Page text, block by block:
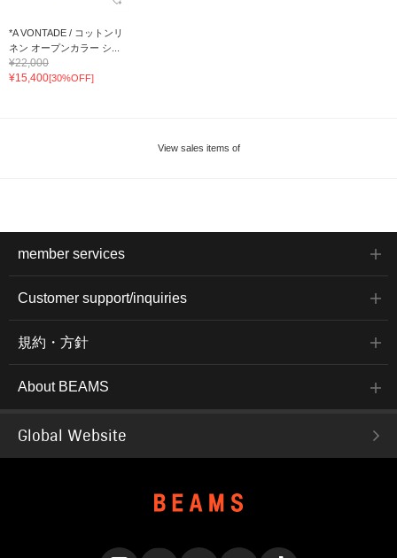
*A VONTADE / コットンリ
ネン オープンカラー シ...
¥22,000
¥15,400[30%OFF]
View sales items of
member services
Customer support/inquiries
規約・方針
About BEAMS
Global Website